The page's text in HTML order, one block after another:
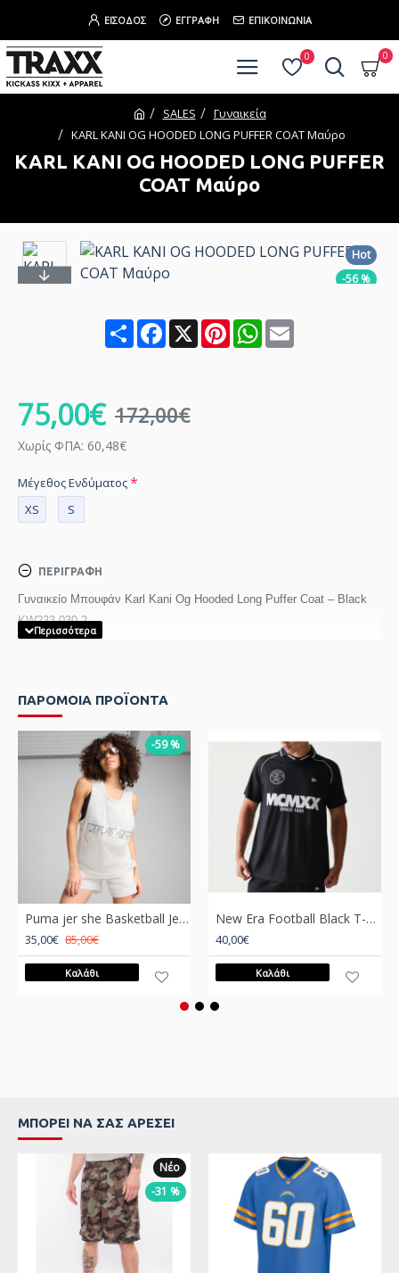
ΕΊΣΟΔΟΣ ΕΓΓΡΑΦΉ ΕΠΙΚΟΙΝΩΝΊΑ
0 0
SALES
Γυναικεία
KARL KANI OG HOODED LONG PUFFER COAT Μαύρο
KARL KANI OG HOODED LONG PUFFER
COAT Μαύρο
Hot
-56 %
ShareFacebook
X PinterestWhatsApp
Email
ΠΕΡΙΓΡΑΦΉ
Γυναικείο Μπουφάν Karl Kani Og Hooded Long Puffer Coat – Black
KW233-030-2
75,00€ 172,00€
Χωρίς ΦΠΑ: 60,48€
Μέγεθος Ενδύματος
XS
S
ΠΑΡΟΜΟΙΑ ΠΡΟΪΟΝΤΑ
-59 %
Puma jer she Basketball Jersey Women Άσπρο
35,00€ 85,00€
Καλάθι
New Era Football Black T-Shirt Μαύρο
40,00€
Καλάθι
ΜΠΟΡΕΊ ΝΑ ΣΑΣ ΑΡΈΣΕΙ
Νέο
-31 %